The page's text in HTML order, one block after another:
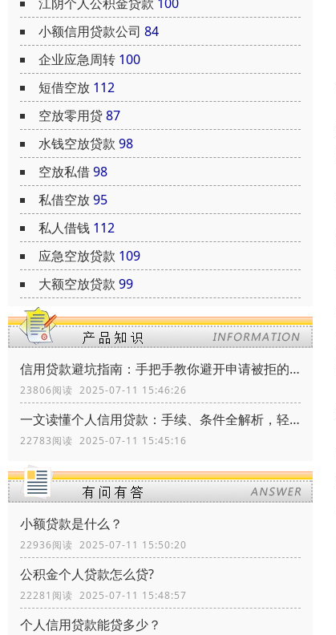
小额信用贷款公司 84
企业应急周转 100
短借空放 112
空放零用贷87
水钱空放贷款 98
空放私借98
私借空放95
私人借钱 112
应急空放贷款 109
大额空放贷款 99
信用贷款避坑指南：手把手教你避开申请被拒的三大雷区
23806阅读 2025-07-11 15:46:26
一文读懂个人信用贷款：手续、条件全解析，轻松搞定资金需求！
22783阅读 2025-07-11 15:45:16
小额贷款是什么？
22936阅读 2025-07-11 15:50:20
公积金个人贷款怎么贷?
22281阅读 2025-07-11 15:48:57
个人信用贷款能贷多少？